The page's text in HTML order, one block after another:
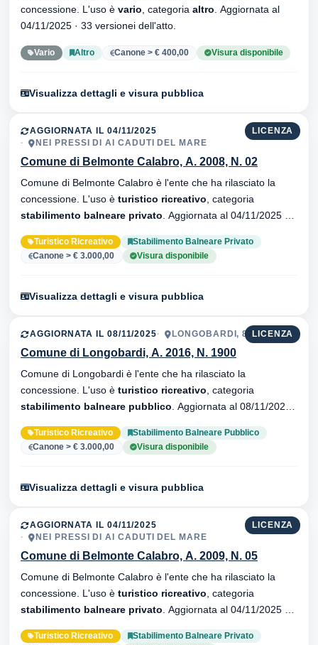
concessione. L'uso è vario , categoria altro
04/11/2025 · 33 versionei dell'atto.
Vario Altro Canone > € 400,00 Visura disponibile
Visualizza dettagli e visura pubblica
LICENZA
AGGIORNATA IL 04/11/2025
NEI PRESSI DI AI CADUTI DEL MARE
Comune di Belmonte Calabro, A. 2008, N. 02
Comune di Belmonte Calabro è l'ente che ha rilasciato la
concessione. L'uso è turistico ricreativo , categoria
stabilimento balneare privato
Turistico Ricreativo
Stabilimento Balneare Privato
Canone > € 3.000,00
Visura disponibile
Visualizza dettagli e visura pubblica
LICENZA
AGGIORNATA IL 08/11/2025 LONGOBARDI, 87033
Comune di Longobardi, A. 2016, N. 1900
Comune di Longobardi è l'ente che ha rilasciato la
concessione. L'uso è turistico ricreativo , categoria
stabilimento balneare pubblico
Turistico Ricreativo
Stabilimento Balneare Pubblico
Canone > € 3.000,00
Visura disponibile
Visualizza dettagli e visura pubblica
LICENZA
AGGIORNATA IL 04/11/2025
NEI PRESSI DI AI CADUTI DEL MARE
Comune di Belmonte Calabro, A. 2009, N. 05
Comune di Belmonte Calabro è l'ente che ha rilasciato la
concessione. L'uso è turistico ricreativo , categoria
stabilimento balneare privato
Turistico Ricreativo
Stabilimento Balneare Privato